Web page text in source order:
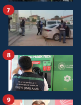
7
8
9